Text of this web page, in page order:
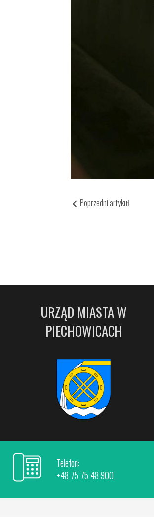
Poprzedni artykuł
URZĄD MIASTA W
PIECHOWICACH
Telefon:
+48 75 75 48 900